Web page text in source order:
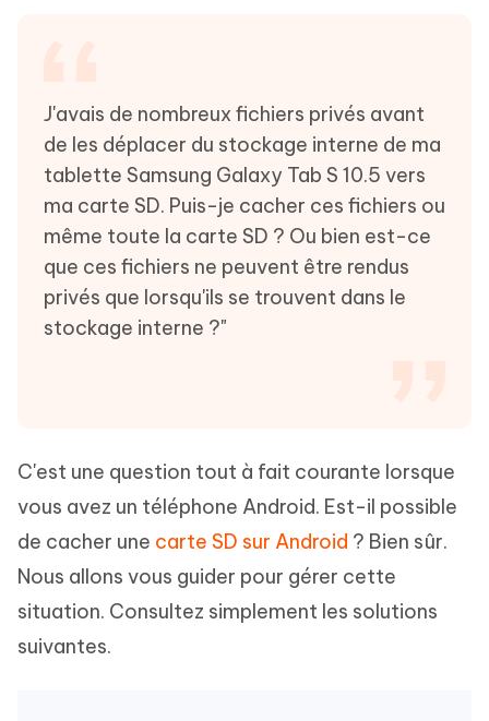
J'avais de nombreux fichiers privés avant
de les déplacer du stockage interne de ma
tablette Samsung Galaxy Tab S 10.5 vers
ma carte SD. Puis-je cacher ces fichiers ou
même toute la carte SD ? Ou bien est-ce
que ces fichiers ne peuvent être rendus
privés que lorsqu'ils se trouvent dans le
stockage interne ?"
C'est une question tout à fait courante lorsque
vous avez un téléphone Android. Est-il possible
de cacher une carte SD sur Android ? Bien sûr.
Nous allons vous guider pour gérer cette
situation. Consultez simplement les solutions
suivantes.